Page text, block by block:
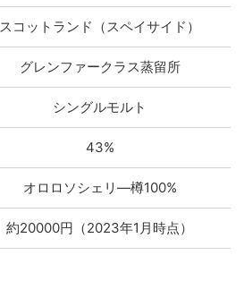
スコットランド（スペイサイド）
グレンファークラス蒸留所
シングルモルト
43%
オロロソシェリ―樽100%
約20000円（2023年1月時点）